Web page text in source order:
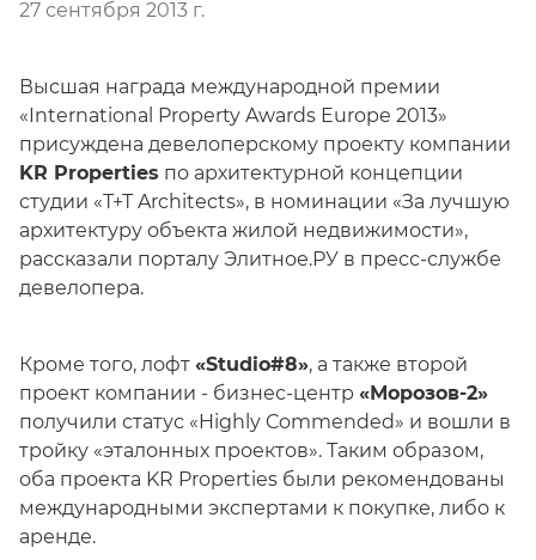
27 сентября 2013 г.
Высшая награда международной премии
«International Property Awards Europe 2013»
присуждена девелоперскому проекту компании
KR Properties по архитектурной концепции
студии «Т+Т Architects», в номинации «За лучшую
архитектуру объекта жилой недвижимости»,
рассказали порталу Элитное.РУ в пресс-службе
девелопера.
Кроме того, лофт «Studio#8», а также второй
проект компании - бизнес-центр «Морозов-2»
получили статус «Highly Commended» и вошли в
тройку «эталонных проектов». Таким образом,
оба проекта KR Properties были рекомендованы
международными экспертами к покупке, либо к
аренде.